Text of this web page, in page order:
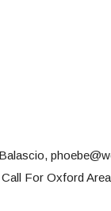
For Oxford